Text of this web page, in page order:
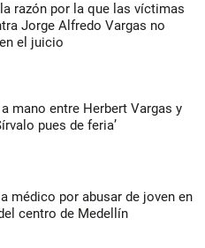
razón por la que las víctimas
Jorge Alfredo Vargas no
el juicio
mano entre Herbert Vargas y
pues de feria’
médico por abusar de joven en
centro de Medellín